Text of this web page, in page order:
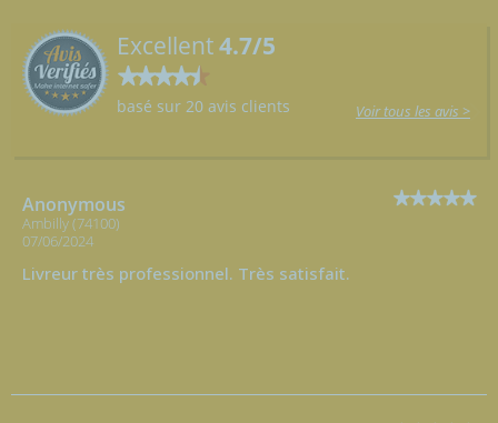
Excellent4.7/5
basé sur 20 avis clients Voir tous les avis >
Anonymous
Ambilly (74100)
07/06/2024
Livreur très professionnel. Très satisfait.